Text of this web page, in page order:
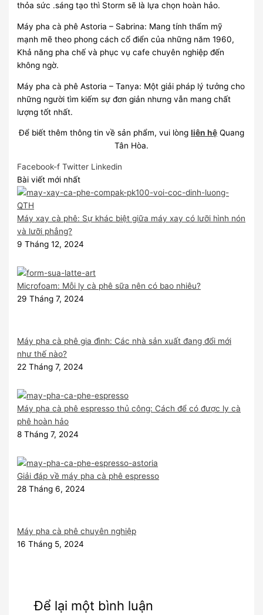
thỏa sức .sáng tạo thì Storm sẽ là lựa chọn hoàn hảo.
Máy pha cà phê Astoria – Sabrina: Mang tính thẩm mỹ
mạnh mẽ theo phong cách cổ điển của những năm 1960,
Khả năng pha chế và phục vụ cafe chuyên nghiệp đến
không ngờ.
Máy pha cà phê Astoria – Tanya: Một giải pháp lý tưởng cho
những người tìm kiếm sự đơn giản nhưng vẫn mang chất
lượng tốt nhất.
Để biết thêm thông tin về sản phẩm, vui lòng liên hệ Quang
Tân Hòa.
Facebook-f Twitter Linkedin
Bài viết mới nhất
Máy xay cà phê: Sự khác biệt giữa máy xay có lưỡi hình nón
và lưỡi phẳng?
9 Tháng 12, 2024
Microfoam: Mỗi ly cà phê sữa nên có bao nhiêu?
29 Tháng 7, 2024
Máy pha cà phê gia đình: Các nhà sản xuất đang đổi mới
như thế nào?
22 Tháng 7, 2024
Máy pha cà phê espresso thủ công: Cách để có được ly cà
phê hoàn hảo
8 Tháng 7, 2024
Giải đáp về máy pha cà phê espresso
28 Tháng 6, 2024
Máy pha cà phê chuyên nghiệp
16 Tháng 5, 2024
Để lại một bình luận